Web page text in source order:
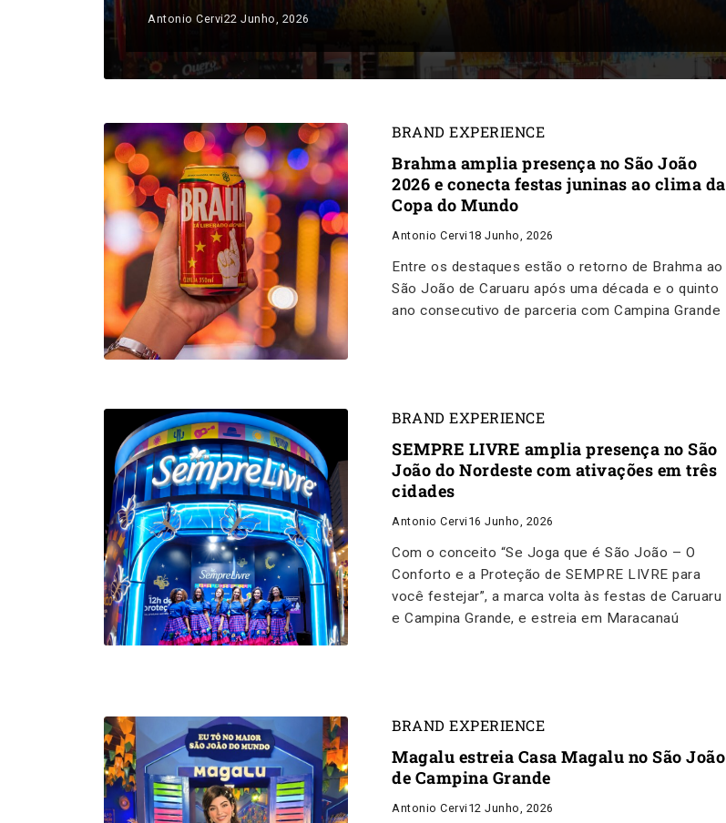
Antonio Cervi22 Junho, 2026
BRAND EXPERIENCE
Brahma amplia presença no São João
2026 e conecta festas juninas ao clima da
Copa do Mundo
Antonio Cervi 18 Junho, 2026
Entre os destaques estão o retorno de Brahma ao
São João de Caruaru após uma década e o quinto
ano consecutivo de parceria com Campina Grande
BRAND EXPERIENCE
SEMPRE LIVRE amplia presença no São
João do Nordeste com ativações em três
cidades
Antonio Cervi 16 Junho, 2026
Com o conceito “Se Joga que é São João – O
Conforto e a Proteção de SEMPRE LIVRE para
você festejar”, a marca volta às festas de Caruaru
e Campina Grande, e estreia em Maracanaú
BRAND EXPERIENCE
Magalu estreia Casa Magalu no São João
de Campina Grande
Antonio Cervi 12 Junho, 2026